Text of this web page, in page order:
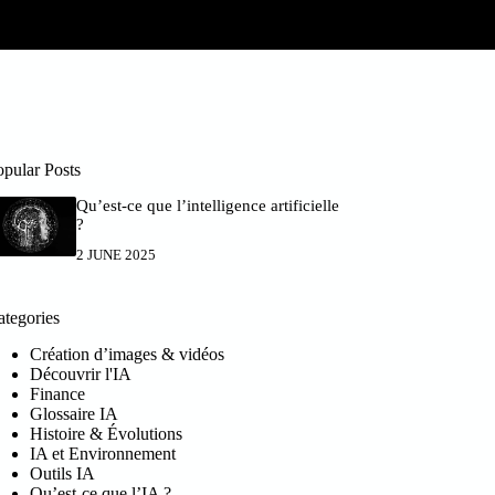
Posts
Qu’est-ce que l’intelligence artificielle
?
2 JUNE 2025
Création d’images & vidéos
Découvrir l'IA
Finance
Glossaire IA
Histoire & Évolutions
IA et Environnement
Outils IA